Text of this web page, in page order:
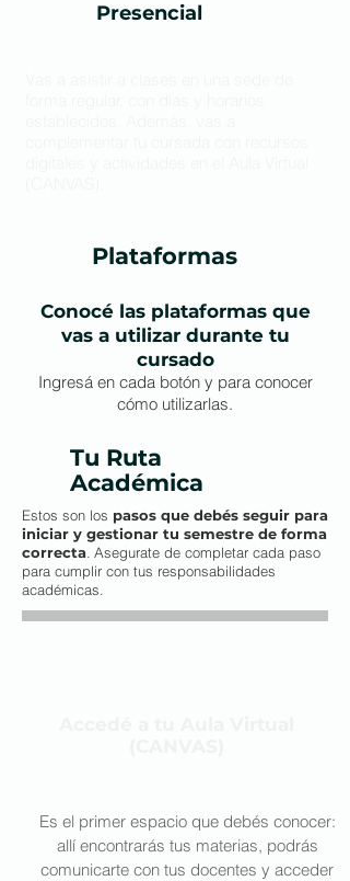
Presencial
Plataformas
Conocé las plataformas que
vas a utilizar durante tu
cursado
Ingresá en cada botón y para conocer
cómo utilizarlas.
Tu Ruta
Académica
Estos son los pasos que debés seguir para
iniciar y gestionar tu semestre de forma
correcta Asegurate de completar cada paso
para cumplir con tus responsabilidades
académicas.
Es el primer espacio que debés conocer:
allí encontrarás tus materias, podrás
comunicarte con tus docentes y acceder